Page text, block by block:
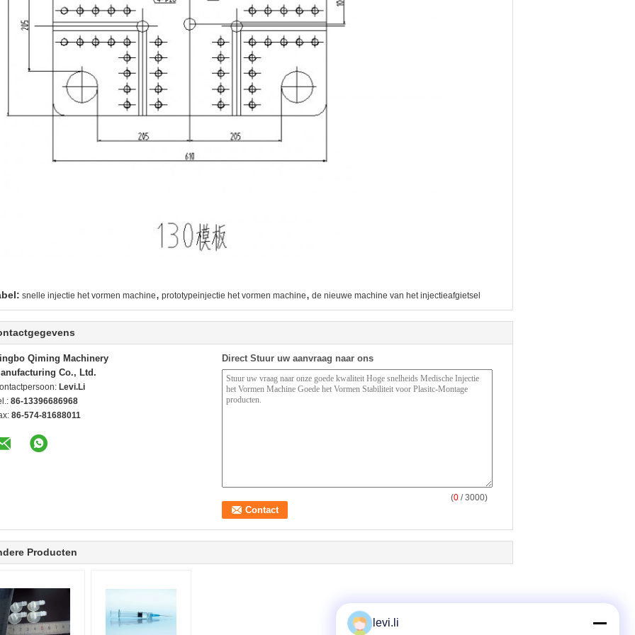
snelle injectie het vormen machine, prototypeinjectie het vormen machine, de nieuwe machine van het injectieafgietsel
Qiming Machinery
Co., Ltd.
Levi.Li
86-13396686968
86-574-81688011
Direct Stuur uw aanvraag naar ons
(0 / 3000)
Producten
levi.li